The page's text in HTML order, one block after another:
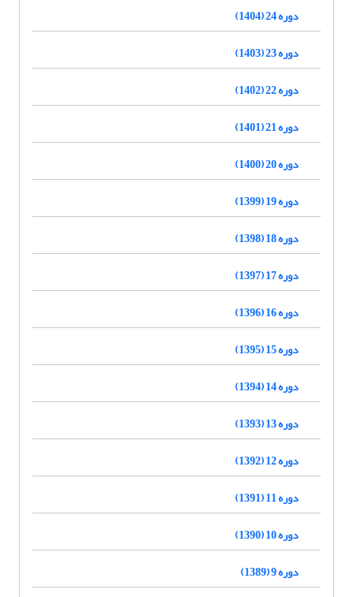
دوره 24 (1404)
دوره 23 (1403)
دوره 22 (1402)
دوره 21 (1401)
دوره 20 (1400)
دوره 19 (1399)
دوره 18 (1398)
دوره 17 (1397)
دوره 16 (1396)
دوره 15 (1395)
دوره 14 (1394)
دوره 13 (1393)
دوره 12 (1392)
دوره 11 (1391)
دوره 10 (1390)
دوره 9 (1389)